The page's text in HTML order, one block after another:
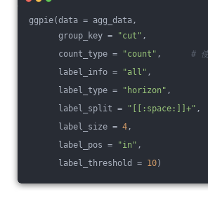
ggpie(data = agg_data,
group_key =
"cut" ,
count_type =
"count" , #
label_info =
"all" ,
label_type =
"horizon" ,
label_split =
"[[:space:]]+" ,
label_size = 4,
label_pos =
"in" ,
label_threshold = 10)